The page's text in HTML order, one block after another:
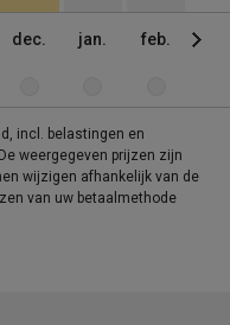
dec. jan. feb.
incl. belastingen en
weergegeven prijzen zijn
wijzigen afhankelijk van de
van uw betaalmethode